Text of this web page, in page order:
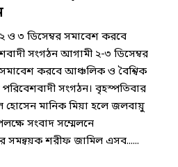
ও ৩ ডিসেম্বর সমাবেশ করবে
সংগঠন আগামী ২-৩ ডিসেম্বর
করবে আঞ্চলিক ও বৈশ্বিক
সংগঠন। বৃহস্পতিবার
হোসেন মানিক মিয়া হলে জলবায়ু
সংবাদ সম্মেলনে
সমন্বয়ক শরীফ জামিল এসব......